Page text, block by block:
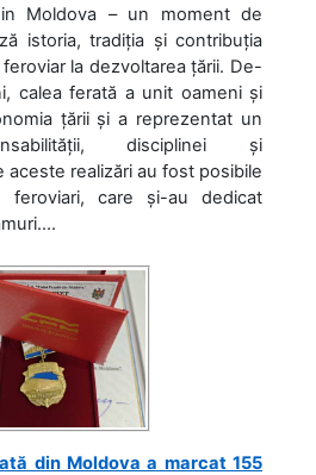
Moldova – un moment de
istoria, tradiția și contribuția
la dezvoltarea țării. De-
calea ferată a unit oameni și
țării și a reprezentat un
disciplinei și
aceste realizări au fost posibile
feroviari, care și-au dedicat
din Moldova a marcat 155